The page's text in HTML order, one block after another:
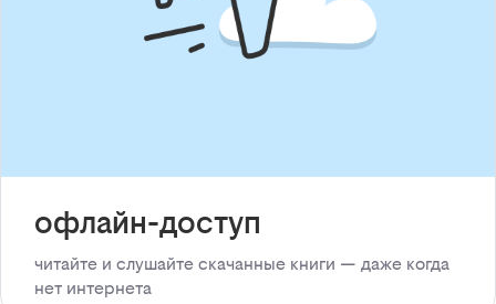
офлайн-доступ
читайте и слушайте скачанные книги — даже когда
нет интернета